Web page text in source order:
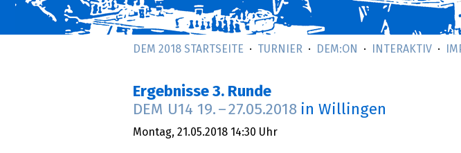
DEM 2018 STARTSEITE TURNIER DEM:ON INTERAKTIV
Ergebnisse 3. Runde
DEM U14 19. –27.05.2018 in Willingen
Montag, 21.05.2018 14:30 Uhr